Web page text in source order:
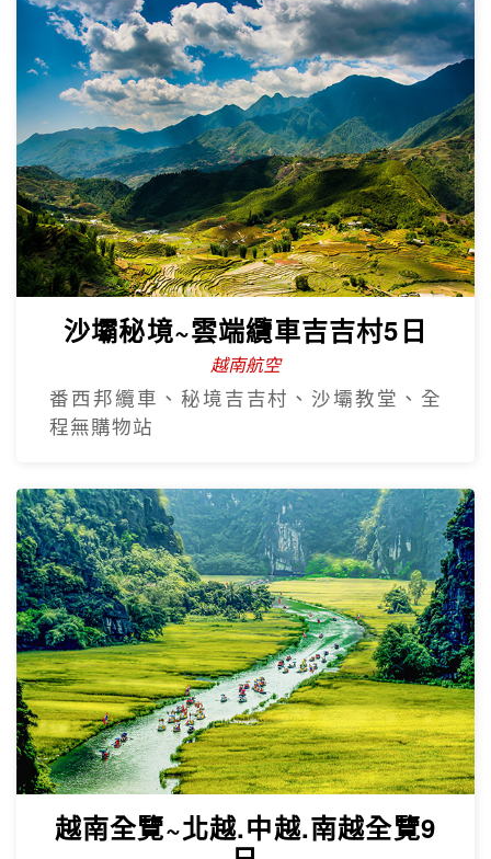
沙壩秘境~雲端纜車吉吉村5日
越南航空
番西邦纜車、秘境吉吉村、沙壩教堂、全
程無購物站
越南全覽~北越.中越.南越全覽9